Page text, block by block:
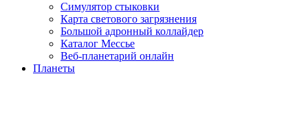
Симулятор стыковки
Карта светового загрязнения
Большой адронный коллайдер
Каталог Мессье
Веб-планетарий онлайн
Планеты